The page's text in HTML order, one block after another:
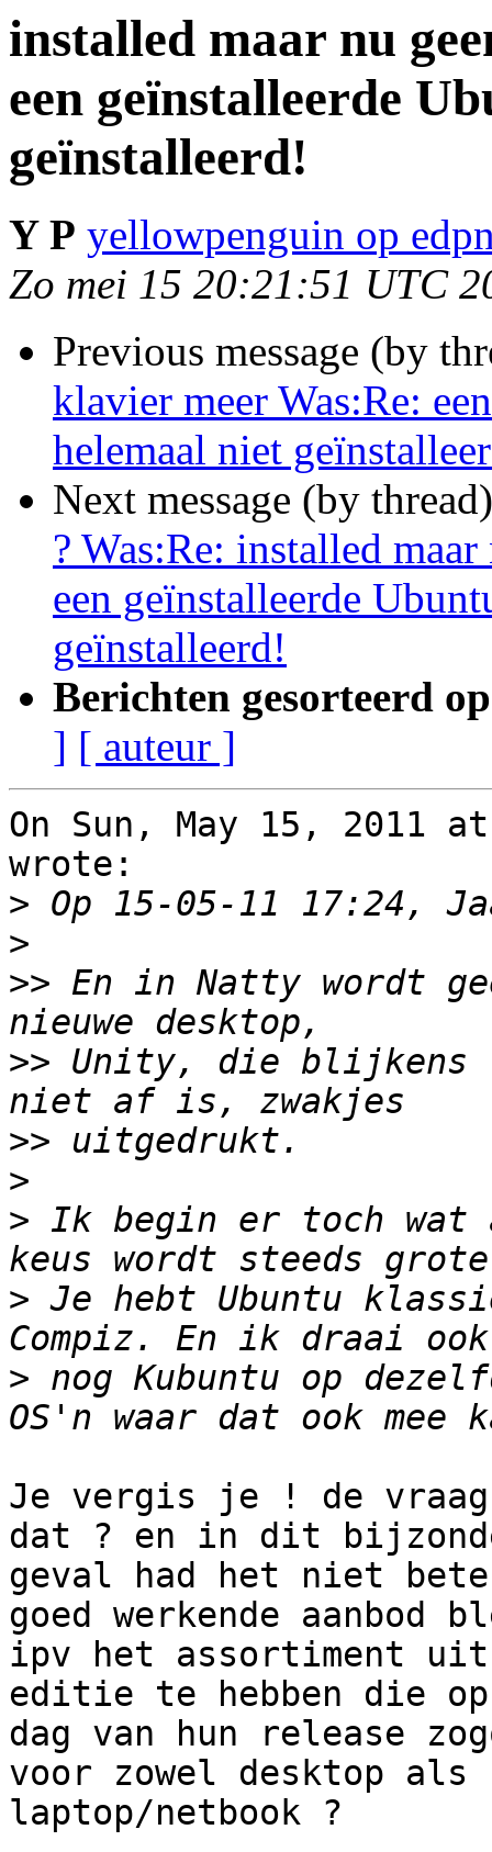
installed maar nu
een geïnstalleerde
geïnstalleerd!
Y P yellowpenguin op
Zo mei 15 20:21:51 UTC
Previous message (by
klavier meer Was:Re:
helemaal niet
Next message (by
? Was:Re: installed
een geïnstalleerde
geïnstalleerd!
Berichten gesorteerd
] [ auteur ]
On Sun, May 15, 2011
wrote:
>
>
>> En in Natty wordt
>> Unity, die blijkens
>>
>
> Ik begin er toch wat
> Je hebt Ubuntu
> nog Kubuntu op
Je vergis je ! de
dat ? en in dit
geval had het niet
goed werkende aanbod
ipv het assortiment uit
editie te hebben die
dag van hun release
voor zowel desktop als
laptop/netbook ?